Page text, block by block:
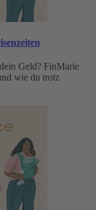
Geld? FinMarie
wie du trotz